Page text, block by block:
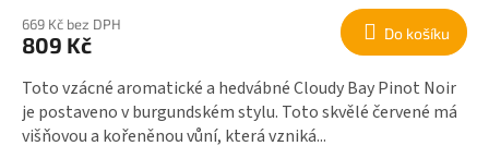
669 Kč bez DPH
809 Kč Do košíku
Toto vzácné aromatické a hedvábné Cloudy Bay Pinot Noir
je postaveno v burgundském stylu. Toto skvělé červené má
višňovou a kořeněnou vůní, která vzniká...